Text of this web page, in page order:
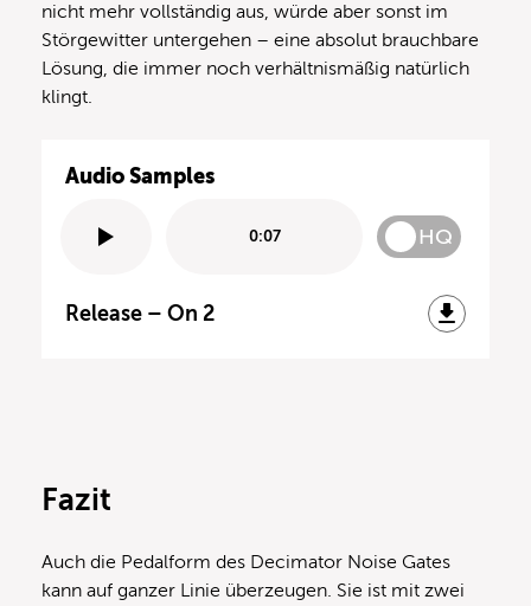
nicht mehr vollständig aus, würde aber sonst im
Störgewitter untergehen – eine absolut brauchbare
Lösung, die immer noch verhältnismäßig natürlich
klingt.
Audio Samples
0:07 HQ
Release – On 2
Fazit
Auch die Pedalform des Decimator Noise Gates
kann auf ganzer Linie überzeugen. Sie ist mit zwei